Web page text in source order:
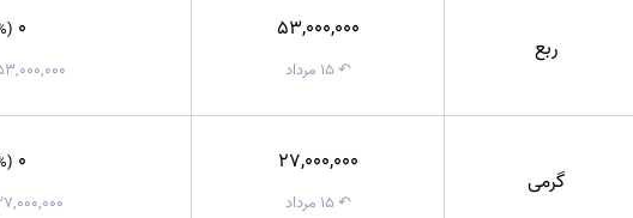
ربع
53,000,000
↶ ۱۵ مرداد
0 (0% ثابت)
/ 53,000,000
گرمی
27,000,000
↶ ۱۵ مرداد
0 (0% ثابت)
/ 27,000,000